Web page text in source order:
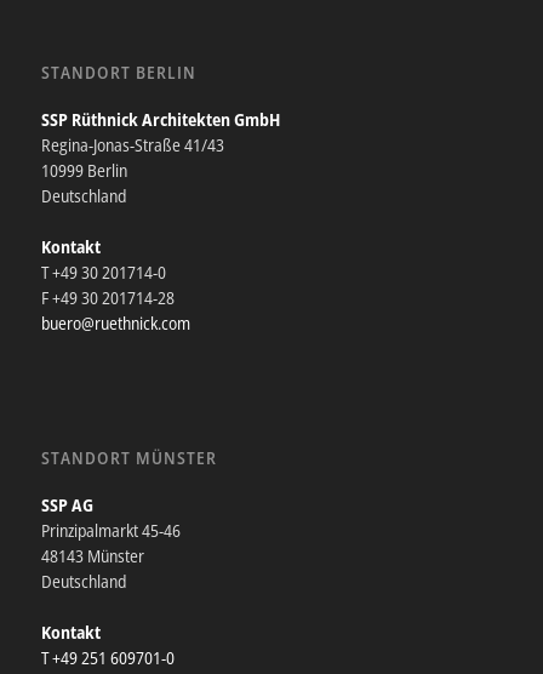
STANDORT BERLIN
SSP Rüthnick Architekten GmbH
Regina-Jonas-Straße 41/43
10999 Berlin
Deutschland
Kontakt
T +49 30 201714-0
F +49 30 201714-28
buero@ruethnick.com
STANDORT MÜNSTER
SSP AG
Prinzipalmarkt 45-46
48143 Münster
Deutschland
Kontakt
T +49 251 609701-0